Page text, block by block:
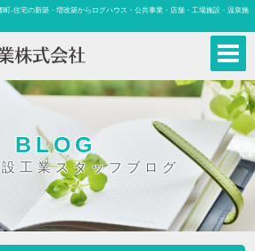
-住宅の新築・増改築からログハウス・公共事業・店舗・工場施設・温泉施
BLOG
工業スタッフブログ